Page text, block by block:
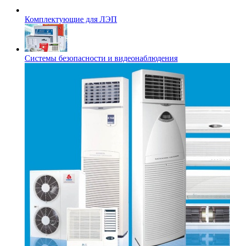
Комплектующие для ЛЭП
Системы безопасности и видеонаблюдения